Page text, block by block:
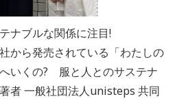
ナブルな関係に注目!
から発売されている「わたしの
いくの? 服と人とのサステナ
者 一般社団法人unisteps 共同